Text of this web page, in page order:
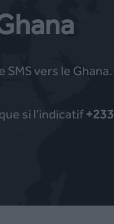
SMS vers le Ghana.
si l’indicatif+233